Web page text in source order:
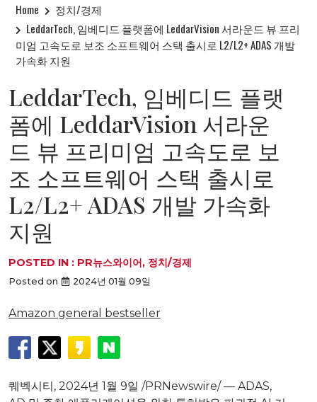
Home
정치/경제
LeddarTech, 임베디드 플랫폼에 LeddarVision 서라운드 뷰 프리
미엄 고속도로 보조 소프트웨어 스택 출시로 L2/L2+ ADAS 개발
가속화 지원
LeddarTech, 임베디드 플랫
폼에 LeddarVision 서라운
드 뷰 프리미엄 고속도로 보
조 소프트웨어 스택 출시로
L2/L2+ ADAS 개발 가속화
지원
POSTED IN : PR뉴스와이어, 정치/경제
Posted on 2024년 01월 09일
Amazon general bestseller
퀘벡시티, 2024년 1월 9일 /PRNewswire/ — ADAS,